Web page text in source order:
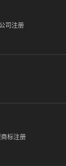
司注册
商标注册